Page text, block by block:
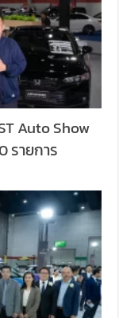
Auto Show
รายการ